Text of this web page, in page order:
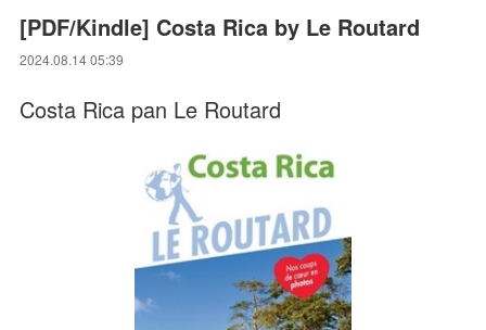
[PDF/Kindle] Costa Rica by Le Routard
2024.08.14 05:39
Costa Rica pan Le Routard